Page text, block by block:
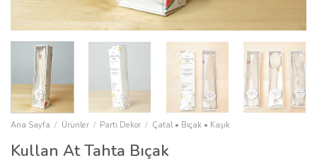
Ana Sayfa / Ürünler / Parti Dekor / Çatal • Bıçak • Kaşık
Kullan At Tahta Bıçak